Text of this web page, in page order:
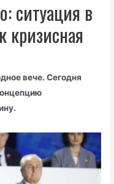
ситуация в
кризисная
вече. Сегодня